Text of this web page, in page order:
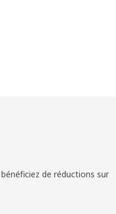
de réductions sur